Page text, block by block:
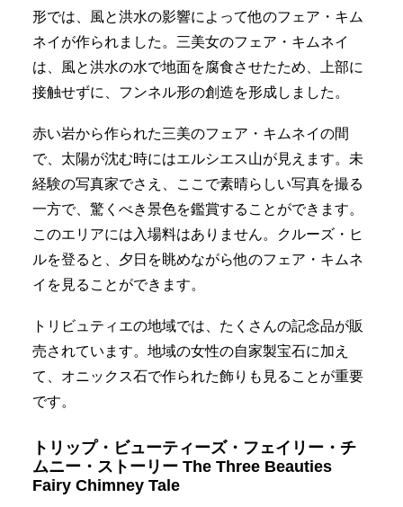
形では、風と洪水の影響によって他のフェア・キム
ネイが作られました。三美女のフェア・キムネイ
は、風と洪水の水で地面を腐食させたため、上部に
接触せずに、フンネル形の創造を形成しました。
赤い岩から作られた三美のフェア・キムネイの間
で、太陽が沈む時にはエルシエス山が見えます。未
経験の写真家でさえ、ここで素晴らしい写真を撮る
一方で、驚くべき景色を鑑賞することができます。
このエリアには入場料はありません。クルーズ・ヒ
ルを登ると、夕日を眺めながら他のフェア・キムネ
イを見ることができます。
トリビュティエの地域では、たくさんの記念品が販
売されています。地域の女性の自家製宝石に加え
て、オニックス石で作られた飾りも見ることが重要
です。
トリップ・ビューティーズ・フェイリー・チ
ムニー・ストーリー The Three Beauties
Fairy Chimney Tale